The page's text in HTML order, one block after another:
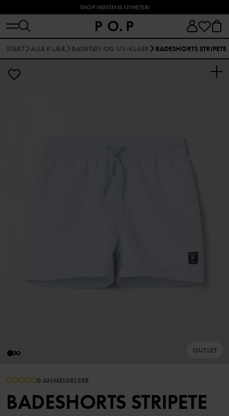
SHOP HØSTENS NYHETER!
START ALLE KLÆR BADETØY OG UV-KLAER BADESHORTS STRIPETE
OUTLET
0 ANMELDELSER
BADESHORTS STRIPETE